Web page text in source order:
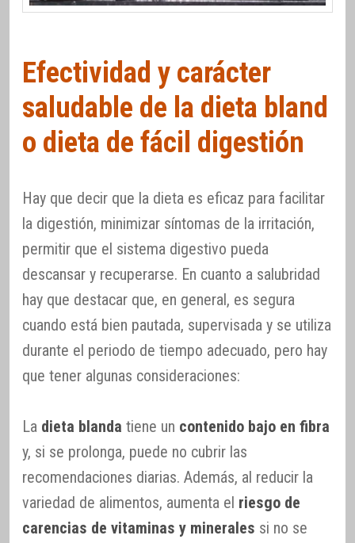
Efectividad y carácter
saludable de la dieta bland
o dieta de fácil digestión
Hay que decir que la dieta es eficaz para facilitar
la digestión, minimizar síntomas de la irritación,
permitir que el sistema digestivo pueda
descansar y recuperarse. En cuanto a salubridad
hay que destacar que, en general, es segura
cuando está bien pautada, supervisada y se utiliza
durante el periodo de tiempo adecuado, pero hay
que tener algunas consideraciones:
La dieta blanda tiene un contenido bajo en fibra
y, si se prolonga, puede no cubrir las
recomendaciones diarias. Además, al reducir la
variedad de alimentos, aumenta el riesgo de
carencias de vitaminas y minerales si no se